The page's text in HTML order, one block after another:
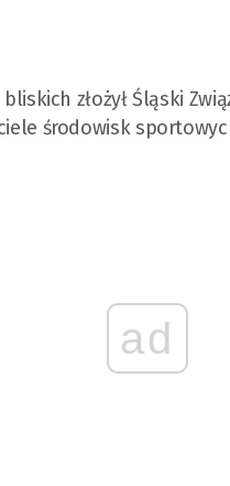
złożył Śląski
środowisk
ad